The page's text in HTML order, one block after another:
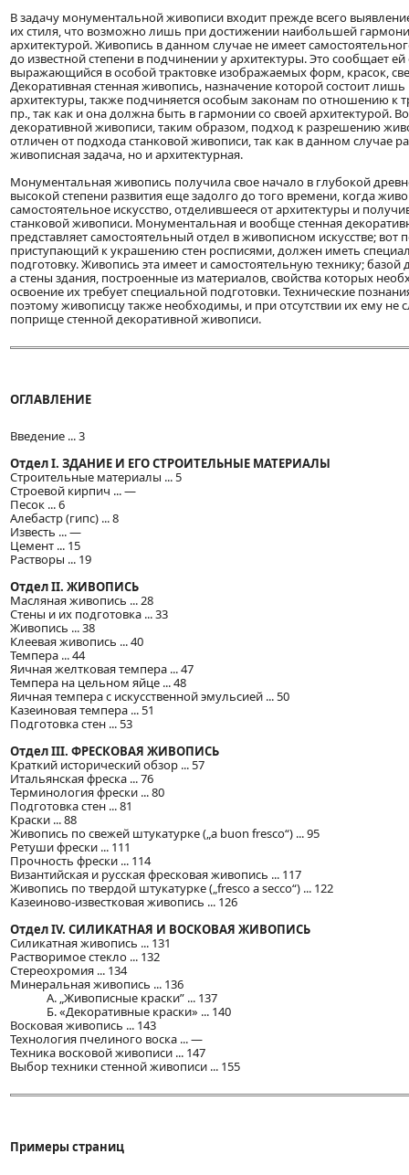
В задачу монументальной живописи входит прежде всего
их стиля, что возможно лишь при достижении наибольшей
архитектурой. Живопись в данном случае не имеет
до известной степени в подчинении у архитектуры. Это сообщает
выражающийся в особой трактовке изображаемых форм, красок,
Декоративная стенная живопись, назначение которой состоит
архитектуры, также подчиняется особым законам по отношению к
пр., так как и она должна быть в гармонии со своей архитектурой.
декоративной живописи, таким образом, подход к разрешению
отличен от подхода станковой живописи, так как в данном случае
живописная задача, но и архитектурная.
Монументальная живопись получила свое начало в глубокой
высокой степени развития еще задолго до того времени, когда
самостоятельное искусство, отделившееся от архитектуры и
станковой живописи. Монументальная и вообще стенная
представляет самостоятельный отдел в живописном искусстве; вот
приступающий к украшению стен росписями, должен иметь
подготовку. Живопись эта имеет и самостоятельную технику; базой
а стены здания, построенные из материалов, свойства которых
освоение их требует специальной подготовки. Технические
поэтому живописцу также необходимы, и при отсутствии их ему не
поприще стенной декоративной живописи.
ОГЛАВЛЕНИЕ
Введение ... 3
Отдел I. ЗДАНИЕ И ЕГО СТРОИТЕЛЬНЫЕ МАТЕРИАЛЫ
Строительные материалы ... 5
Строевой кирпич ... —
Песок ... 6
Алебастр (гипс) ... 8
Известь ... —
Цемент ... 15
Растворы ... 19
Отдел II. ЖИВОПИСЬ
Масляная живопись ... 28
Стены и их подготовка ... 33
Живопись ... 38
Клеевая живопись ... 40
Темпера ... 44
Яичная желтковая темпера ... 47
Темпера на цельном яйце ... 48
Яичная темпера с искусственной эмульсией ... 50
Казеиновая темпера ... 51
Подготовка стен ... 53
Отдел III. ФРЕСКОВАЯ ЖИВОПИСЬ
Краткий исторический обзор ... 57
Итальянская фреска ... 76
Терминология фрески ... 80
Подготовка стен ... 81
Краски ... 88
Живопись по свежей штукатурке („a buon fresco“) ... 95
Ретуши фрески ... 111
Прочность фрески ... 114
Византийская и русская фресковая живопись ... 117
Живопись по твердой штукатурке („fresco a secco“) ... 122
Казеиново-известковая живопись ... 126
Отдел IV. СИЛИКАТНАЯ И ВОСКОВАЯ ЖИВОПИСЬ
Силикатная живопись ... 131
Растворимое стекло ... 132
Стереохромия ... 134
Минеральная живопись ... 136
А. „Живописные краски” ... 137
Б. «Декоративные краски» ... 140
Восковая живопись ... 143
Технология пчелиного воска ... —
Техника восковой живописи ... 147
Выбор техники стенной живописи ... 155
Примеры страниц